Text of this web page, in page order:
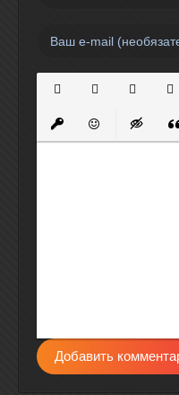
ВставитьВставитьВставка
Добавить